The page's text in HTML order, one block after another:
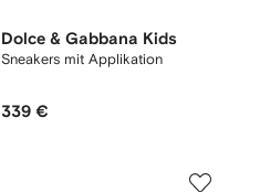
Dolce & Gabbana Kids
Sneakers mit Applikation
339 €